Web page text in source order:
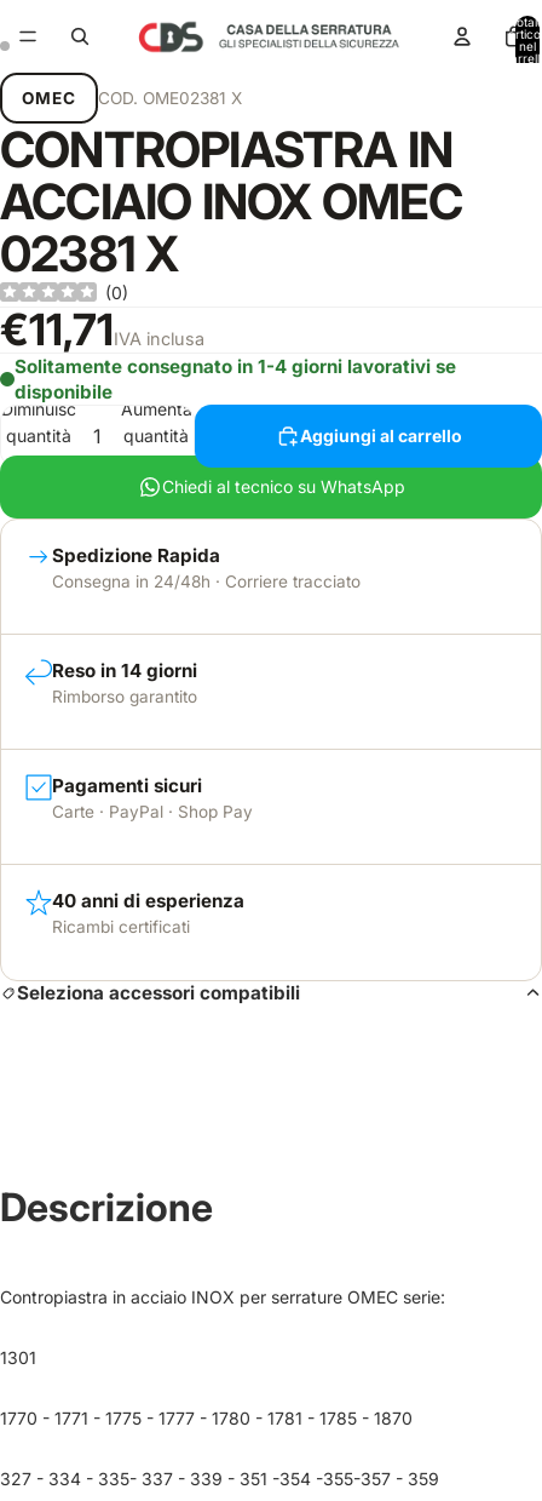
nel
OMEC COD. OME02381 X
CONTROPIASTRA IN
ACCIAIO INOX OMEC
02381 X
(0)
€11,71IVA inclusa
Solitamente consegnato in 1-4 giorni lavorativi se
disponibile
Diminuisci
quantità
Aumenta
quantità
Aggiungi al carrello
Chiedi al tecnico su WhatsApp
Spedizione Rapida
Consegna in 24/48h · Corriere tracciato
Reso in 14 giorni
Rimborso garantito
Pagamenti sicuri
Carte · PayPal · Shop Pay
40 anni di esperienza
Ricambi certificati
Seleziona accessori compatibili
Descrizione
Contropiastra in acciaio INOX per serrature OMEC serie:
1301
1770 - 1771 - 1775 - 1777 - 1780 - 1781 - 1785 - 1870
327 - 334 - 335- 337 - 339 - 351 -354 -355-357 - 359